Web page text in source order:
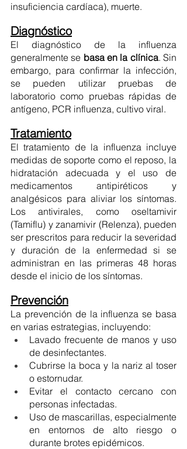
insuficiencia cardíaca), muerte.
Diagnóstico
El diagnóstico de la influenza
generalmente se basa en la clínica. Sin
embargo, para confirmar la infección,
se pueden utilizar pruebas de
laboratorio como pruebas rápidas de
antígeno, PCR influenza, cultivo viral.
Tratamiento
El tratamiento de la influenza incluye
medidas de soporte como el reposo, la
hidratación adecuada y el uso de
medicamentos antipiréticos y
analgésicos para aliviar los síntomas.
Los antivirales, como oseltamivir
(Tamiflu) y zanamivir (Relenza), pueden
ser prescritos para reducir la severidad
y duración de la enfermedad si se
administran en las primeras 48 horas
desde el inicio de los síntomas.
Prevención
La prevención de la influenza se basa
en varias estrategias, incluyendo:
Lavado frecuente de manos y uso
de desinfectantes.
Cubrirse la boca y la nariz al toser
o estornudar.
Evitar el contacto cercano con
personas infectadas.
Uso de mascarillas, especialmente
en entornos de alto riesgo o
durante brotes epidémicos.